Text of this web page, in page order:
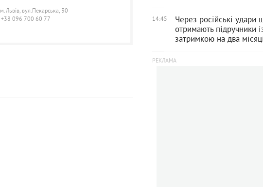
м.Львів, вул.Пекарська, 30
+38 096 700 60 77
14:45
Через російські удари
отримають підручники
затримкою на два місяці